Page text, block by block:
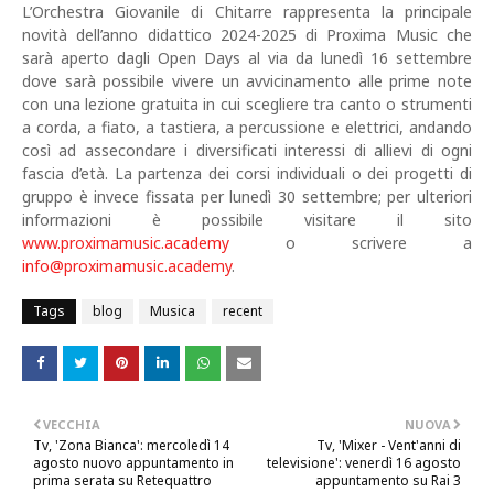
L’Orchestra Giovanile di Chitarre rappresenta la principale
novità dell’anno didattico 2024-2025 di Proxima Music che
sarà aperto dagli Open Days al via da lunedì 16 settembre
dove sarà possibile vivere un avvicinamento alle prime note
con una lezione gratuita in cui scegliere tra canto o strumenti
a corda, a fiato, a tastiera, a percussione e elettrici, andando
così ad assecondare i diversificati interessi di allievi di ogni
fascia d’età. La partenza dei corsi individuali o dei progetti di
gruppo è invece fissata per lunedì 30 settembre; per ulteriori
informazioni è possibile visitare il sito
www.proximamusic.academy o scrivere a
info@proximamusic.academy.
Tags blog Musica recent
NUOVA
Tv, 'Mixer - Vent'anni di
televisione': venerdì 16 agosto
appuntamento su Rai 3
VECCHIA
Tv, 'Zona Bianca': mercoledì 14
agosto nuovo appuntamento in
prima serata su Retequattro